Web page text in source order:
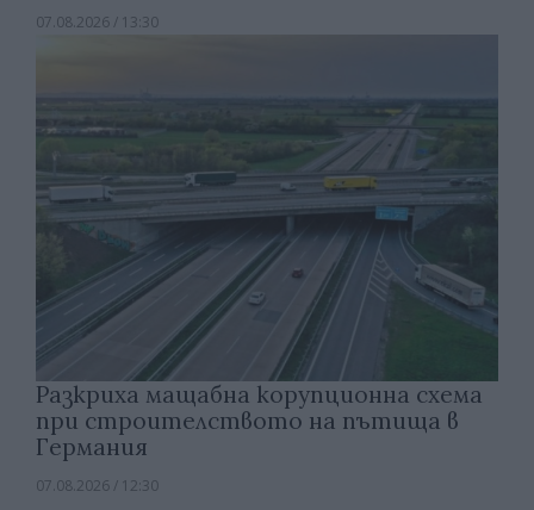
07.08.2026 / 13:30
Разкриха мащабна корупционна схема
при строителството на пътища в
Германия
07.08.2026 / 12:30